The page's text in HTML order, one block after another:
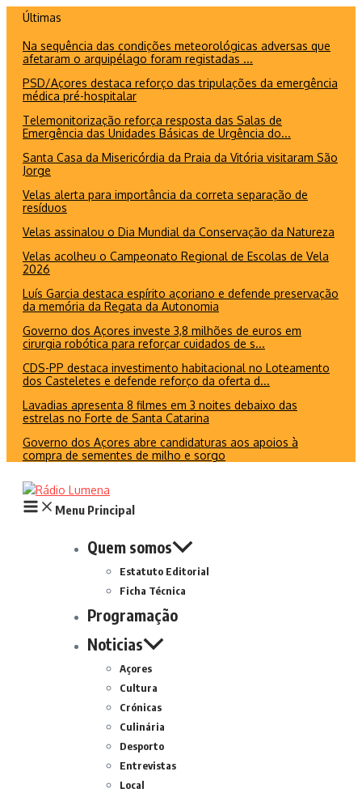
conteúdo
Últimas
Na sequência das condições meteorológicas adversas que
afetaram o arquipélago foram registadas ...
PSD/Açores destaca reforço das tripulações da emergência
médica pré-hospitalar
Telemonitorização reforça resposta das Salas de
Emergência das Unidades Básicas de Urgência do...
Santa Casa da Misericórdia da Praia da Vitória visitaram São
Jorge
Velas alerta para importância da correta separação de
resíduos
Velas assinalou o Dia Mundial da Conservação da Natureza
Velas acolheu o Campeonato Regional de Escolas de Vela
2026
Luís Garcia destaca espírito açoriano e defende preservação
da memória da Regata da Autonomia
Governo dos Açores investe 3,8 milhões de euros em
cirurgia robótica para reforçar cuidados de s...
CDS-PP destaca investimento habitacional no Loteamento
dos Casteletes e defende reforço da oferta d...
Lavadias apresenta 8 filmes em 3 noites debaixo das
estrelas no Forte de Santa Catarina
Governo dos Açores abre candidaturas aos apoios à
compra de sementes de milho e sorgo
Menu Principal
Quem somos
Estatuto Editorial
Ficha Técnica
Programação
Noticias
Açores
Cultura
Crónicas
Culinária
Desporto
Entrevistas
Local